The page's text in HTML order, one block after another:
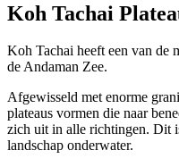
Koh Tachai
Koh Tachai heeft een van de
de Andaman Zee.
Afgewisseld met enorme
plateaus vormen die naar
zich uit in alle richtingen. Dit
landschap onderwater.